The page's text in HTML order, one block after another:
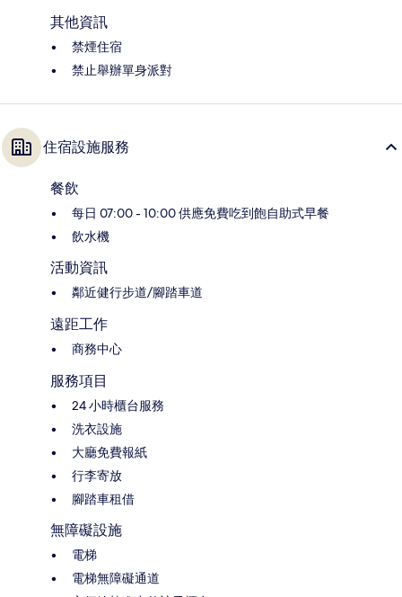
其他資訊
禁煙住宿
禁止舉辦單身派對
住宿設施服務
餐飲
每日 07:00 - 10:00 供應免費吃到飽自助式早餐
飲水機
活動資訊
鄰近健行步道/腳踏車道
遠距工作
商務中心
服務項目
24 小時櫃台服務
洗衣設施
大廳免費報紙
行李寄放
腳踏車租借
無障礙設施
電梯
電梯無障礙通道